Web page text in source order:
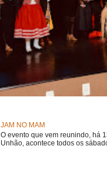
JAM NO MAM
O evento que vem reunindo, há
Unhão, acontece todos os